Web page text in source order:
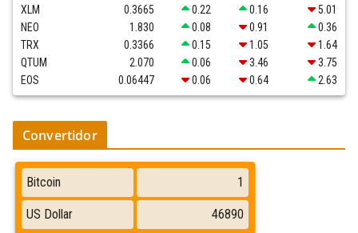
XLM
0.3665 0.22 0.16
5.01
NEO
1.830 0.08 0.91
0.36
TRX
0.3366 0.15 1.05
1.64
QTUM
2.070 0.06 3.46
3.75
EOS
0.06447 0.06 0.64 2.63
Convertidor